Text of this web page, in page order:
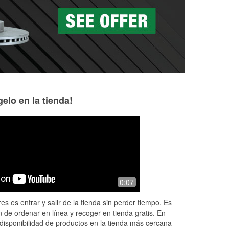
I do all my auto supply shopping here.
Jack was extremely helpful and kind to
automobiles except how to drive...
Read More
en la tienda!
0:07
es entrar y salir de la tienda sin perder tiempo. Es
ordenar en línea y recoger en tienda gratis. En
de productos en la tienda más cercana